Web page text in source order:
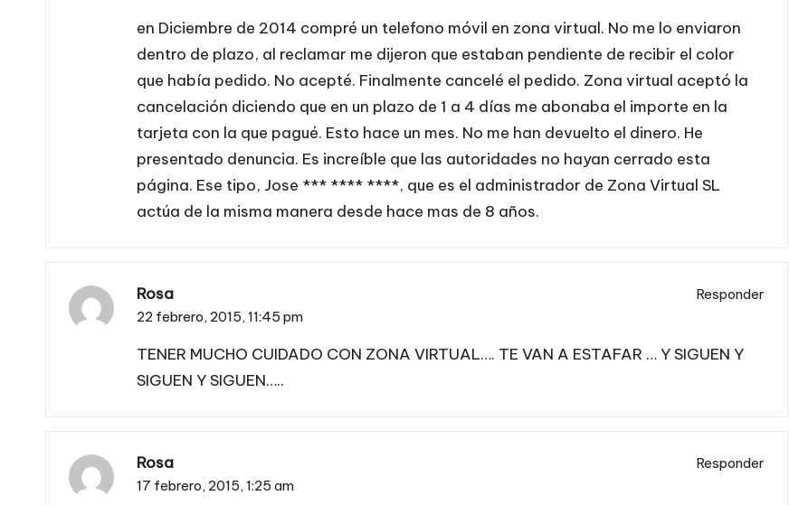
en Diciembre de 2014 compré un telefono móvil en zona virtual. No me lo enviaron
dentro de plazo, al reclamar me dijeron que estaban pendiente de recibir el color
que había pedido. No acepté. Finalmente cancelé el pedido. Zona virtual aceptó la
cancelación diciendo que en un plazo de 1 a 4 días me abonaba el importe en la
tarjeta con la que pagué. Esto hace un mes. No me han devuelto el dinero. He
presentado denuncia. Es increíble que las autoridades no hayan cerrado esta
página. Ese tipo, Jose *** **** ****, que es el administrador de Zona Virtual SL
actúa de la misma manera desde hace mas de 8 años.
Rosa
Responder
22 febrero, 2015, 11:45 pm
TENER MUCHO CUIDADO CON ZONA VIRTUAL…. TE VAN A ESTAFAR … Y SIGUEN Y
SIGUEN Y SIGUEN…..
Rosa
Responder
17 febrero, 2015, 1:25 am